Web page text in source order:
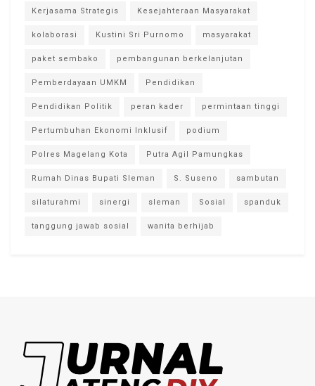
Kerjasama Strategis Kesejahteraan Masyarakat
kolaborasi Kustini Sri Purnomo masyarakat
paket sembako pembangunan berkelanjutan
Pemberdayaan UMKM Pendidikan
Pendidikan Politik peran kader permintaan tinggi
Pertumbuhan Ekonomi Inklusif podium
Polres Magelang Kota Putra Agil Pamungkas
Rumah Dinas Bupati Sleman S. Suseno sambutan
silaturahmi sinergi sleman Sosial spanduk
tanggung jawab sosial wanita berhijab